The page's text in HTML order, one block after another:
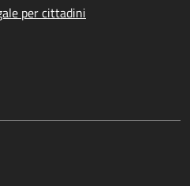
per cittadini